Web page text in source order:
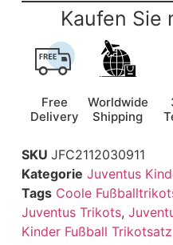
Kaufen Sie
Free
Delivery
Worldwide
Shipping
SKU JFC2112030911
Kategorie Juventus
Tags Coole
Juventus Trikots,
Kinder Fußball Trikotsatz